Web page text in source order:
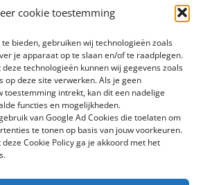
cookie toestemming
bieden, gebruiken wij technologieën zoals
je apparaat op te slaan en/of te raadplegen.
technologieën kunnen wij gegevens zoals
op deze site verwerken. Als je geen
toestemming intrekt, kan dit een nadelige
functies en mogelijkheden.
van Google Ad Cookies die toelaten om
te tonen op basis van jouw voorkeuren.
Cookie Policy ga je akkoord met het
Alrosa (hoofdleverancier van
[...]
komen tegen Russische